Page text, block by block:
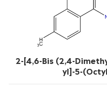
2-[4,6-Bis (2,4-
yl]-5-